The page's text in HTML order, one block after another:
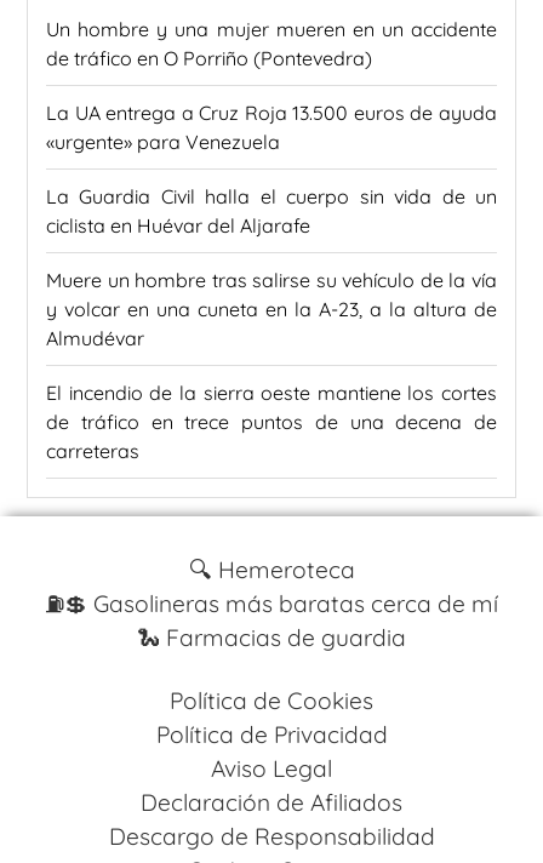
Un hombre y una mujer mueren en un accidente
de tráfico en O Porriño (Pontevedra)
La UA entrega a Cruz Roja 13.500 euros de ayuda
«urgente» para Venezuela
La Guardia Civil halla el cuerpo sin vida de un
ciclista en Huévar del Aljarafe
Muere un hombre tras salirse su vehículo de la vía
y volcar en una cuneta en la A-23, a la altura de
Almudévar
El incendio de la sierra oeste mantiene los cortes
de tráfico en trece puntos de una decena de
carreteras
🔍 Hemeroteca
⛽️💲 Gasolineras más baratas cerca de mí
🐍 Farmacias de guardia
Política de Cookies
Política de Privacidad
Aviso Legal
Declaración de Afiliados
Descargo de Responsabilidad